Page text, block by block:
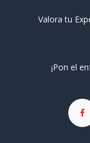
Valora tu
¡Pon el